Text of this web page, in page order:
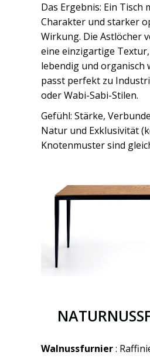
Das Ergebnis: Ein Tisch
Charakter und starker
Wirkung. Die Astlöcher
eine einzigartige
lebendig und organisch
passt perfekt zu
oder Wabi-Sabi-Stilen.
Gefühl: Stärke,
Natur und Exklusivität
Knotenmuster sind
Walnussfurnier: